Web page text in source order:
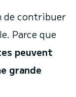
de contribuer
Parce que
peuvent
grande